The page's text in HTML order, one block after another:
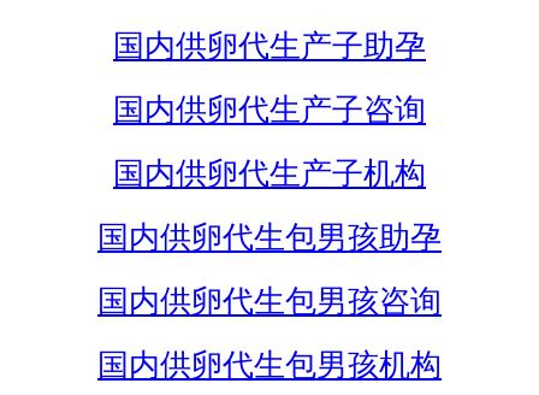
国内供卵代生产子助孕
国内供卵代生产子咨询
国内供卵代生产子机构
国内供卵代生包男孩助孕
国内供卵代生包男孩咨询
国内供卵代生包男孩机构